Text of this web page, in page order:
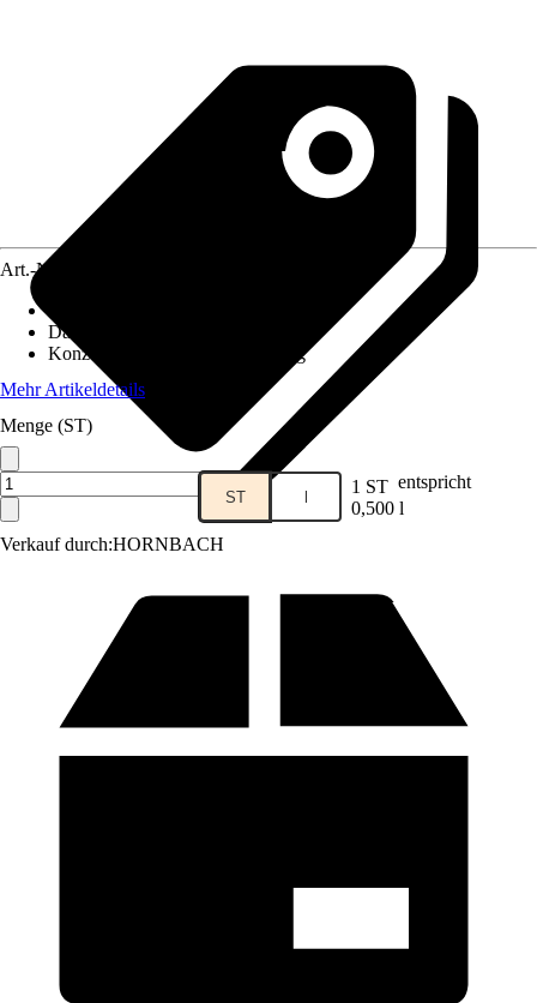
Verkauf durch:HORNBACH
Art.-Nr.
Darreichungsform
Konzentration
Anwendungsfertig
Mehr Artikeldetails
Menge (ST)
ST l 1 ST entspricht
0,500 l